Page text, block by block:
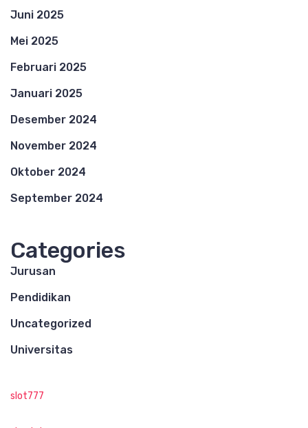
Juni 2025
Mei 2025
Februari 2025
Januari 2025
Desember 2024
November 2024
Oktober 2024
September 2024
Categories
Jurusan
Pendidikan
Uncategorized
Universitas
slot777